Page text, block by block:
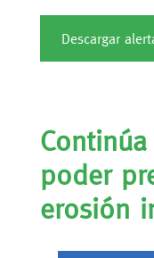
Descargar
poder
erosión